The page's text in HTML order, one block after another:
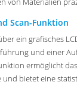
Scan-Funktion
ein grafisches
und einer
ermöglicht
und bietet eine